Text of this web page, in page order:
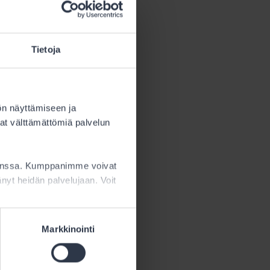
Tietoja
näyttämiseen ja
välttämättömiä palvelun
Kumppanimme voivat
heidän palvelujaan. Voit
Markkinointi
ja
jotka